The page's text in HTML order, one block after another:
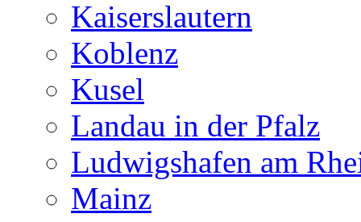
Kaiserslautern
Koblenz
Kusel
Landau in der Pfalz
Ludwigshafen am
Mainz